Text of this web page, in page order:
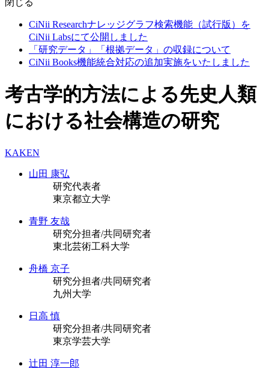
閉じる
CiNii Researchナレッジグラフ検索機能（試行版）を
CiNii Labsにて公開しました
「研究データ」「根拠データ」の収録について
CiNii Books機能統合対応の追加実施をいたしました
考古学的方法による先史人類
における社会構造の研究
KAKEN
山田 康弘
研究代表者
東京都立大学
青野 友哉
研究分担者/共同研究者
東北芸術工科大学
舟橋 京子
研究分担者/共同研究者
九州大学
日高 慎
研究分担者/共同研究者
東京学芸大学
辻田 淳一郎